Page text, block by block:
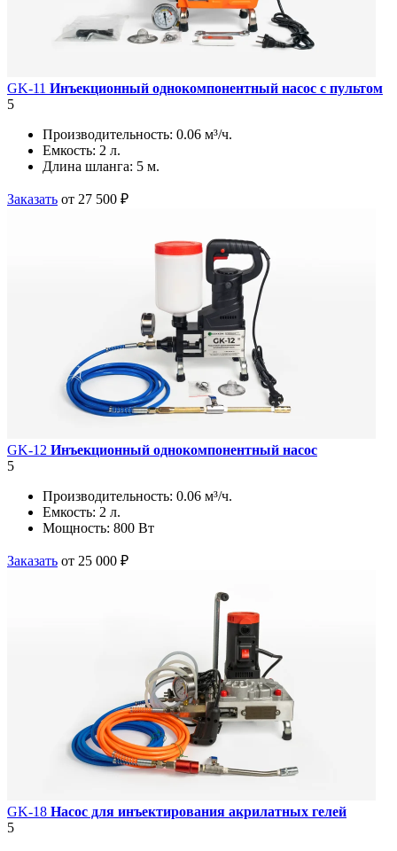
GK-11 Инъекционный однокомпонентный насос с пультом
5
Производительность: 0.06 м³/ч.
Емкость: 2 л.
Длина шланга: 5 м.
Заказать от 27 500 ₽
GK-12 Инъекционный однокомпонентный насос
5
Производительность: 0.06 м³/ч.
Емкость: 2 л.
Мощность: 800 Вт
Заказать от 25 000 ₽
GK-18 Насос для инъектирования акрилатных гелей
5